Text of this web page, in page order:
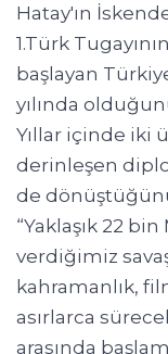
Hatay'ın
1.Türk
başlayan
yılında
Yıllar içinde iki
derinleşen
de
“Yaklaşık 22
verdiğimiz
kahramanlık,
asırlarca
arasında